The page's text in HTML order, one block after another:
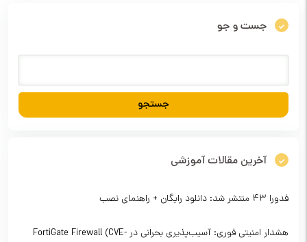
جست و جو
آخرین مقالات آموزشی
فدورا ۴۳ منتشر شد: دانلود رایگان + راهنمای نصب
هشدار امنیتی فوری: آسیب‌پذیری بحرانی در FortiGate Firewall (CVE-